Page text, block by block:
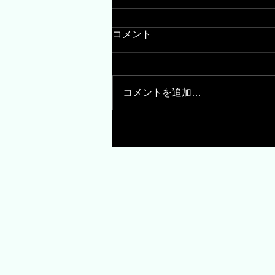
10月のおっきなて
コメント
コメントを追加…